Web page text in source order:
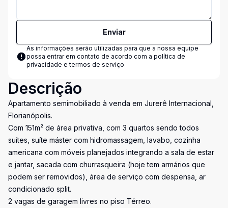
Enviar
As informações serão utilizadas para que a nossa equipe
possa entrar em contato de acordo com a política de
privacidade e termos de serviço
Descrição
Apartamento semimobiliado à venda em Jurerê Internacional,
Florianópolis.
Com 151m² de área privativa, com 3 quartos sendo todos
suítes, suíte máster com hidromassagem, lavabo, cozinha
americana com móveis planejados integrando a sala de estar
e jantar, sacada com churrasqueira (hoje tem armários que
podem ser removidos), área de serviço com despensa, ar
condicionado split.
2 vagas de garagem livres no piso Térreo.